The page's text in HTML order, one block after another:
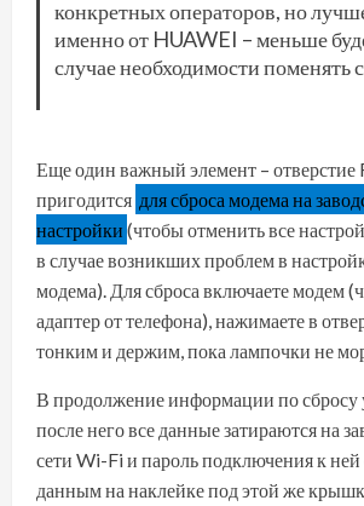
конкретных операторов, но
именно от HUAWEI – меньше
случае необходимости поменять
Еще один важный элемент – отверстие
пригодится для сброса модема на
настройки (чтобы отменить все
в случае возникших проблем в
модема). Для сброса включаете модем
адаптер от телефона), нажимаете в
тонким и держим, пока лампочки не
В продолжение информации по сбросу
после него все данные затираются на
сети Wi-Fi и пароль подключения к ней
данным на наклейке под этой же